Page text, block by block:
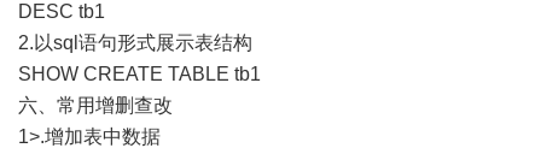
DESC tb1
2.以sql语句形式展示表结构
SHOW CREATE TABLE tb1
六、常用增删查改
1>.增加表中数据